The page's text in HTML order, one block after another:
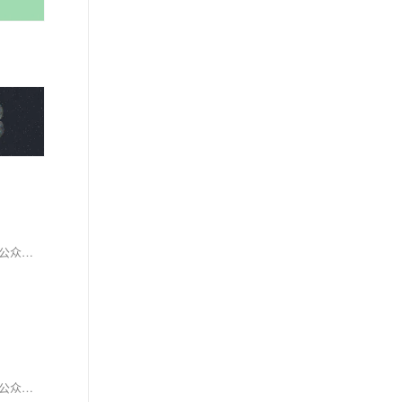
本节书摘来自华章计算机《HTML5 Canvas游戏开发实战》一书中的第3章，第3.4节,作者：张路斌著， 更多章节内容可以访问云栖社区“华章计算机”公众号查看。
本节书摘来自华章计算机《HTML5 Canvas游戏开发实战》一书中的第3章，第3.3节,作者：张路斌著， 更多章节内容可以访问云栖社区“华章计算机”公众号查看。